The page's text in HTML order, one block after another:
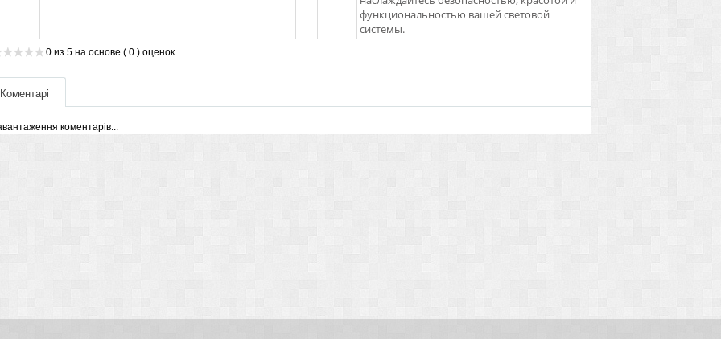
функциональностью вашей световой
системы.
0 из 5 на основе ( 0 ) оценок
Коментарі
коментарів...